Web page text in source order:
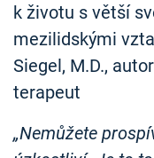
k životu s větší
mezilidskými
Siegel, M.D.,
terapeut
„Nemůžete